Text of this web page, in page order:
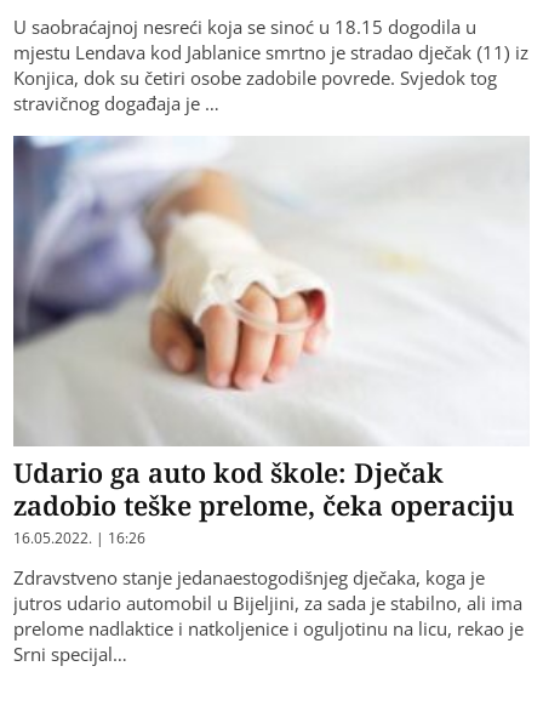
U saobraćajnoj nesreći koja se sinoć u 18.15 dogodila u
mjestu Lendava kod Jablanice smrtno je stradao dječak (11) iz
Konjica, dok su četiri osobe zadobile povrede. Svjedok tog
stravičnog događaja je …
Udario ga auto kod škole: Dječak
zadobio teške prelome, čeka operaciju
16.05.2022. | 16:26
Zdravstveno stanje jedanaestogodišnjeg dječaka, koga je
jutros udario automobil u Bijeljini, za sada je stabilno, ali ima
prelome nadlaktice i natkoljenice i oguljotinu na licu, rekao je
Srni specijal…